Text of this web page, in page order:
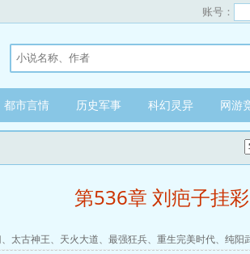
账号：
都市言情 历史军事 科幻灵异 网游
第536章 刘疤子挂
、 太古神王、 天火大道、 最强狂兵、 重生完美时代、 纯阳